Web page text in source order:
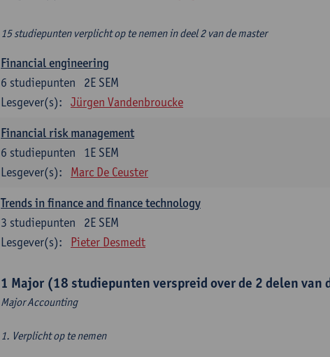
15 studiepunten verplicht op te nemen in deel 2 van de master
Financial engineering
2E SEM
6 studiepunten
Lesgever(s):
Jürgen Vandenbroucke
Financial risk management
1E SEM
6 studiepunten
Lesgever(s):
Marc De Ceuster
Trends in finance and finance technology
2E SEM
3 studiepunten
Lesgever(s):
Pieter Desmedt
1 Major (18 studiepunten verspreid over de 2 delen
Major Accounting
1. Verplicht op te nemen